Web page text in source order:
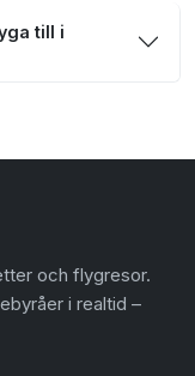
till i
och flygresor.
i realtid –